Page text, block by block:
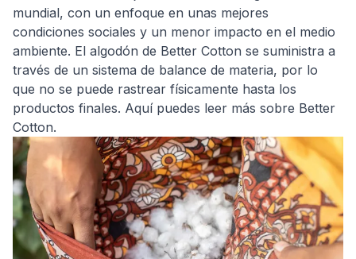
mundial, con un enfoque en unas mejores
condiciones sociales y un menor impacto en el medio
ambiente. El algodón de Better Cotton se suministra a
través de un sistema de balance de materia, por lo
que no se puede rastrear físicamente hasta los
productos finales. Aquí puedes leer más sobre Better
Cotton.